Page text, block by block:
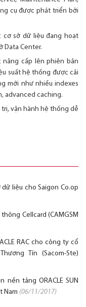
cụ được phát triển bởi
cơ sở dữ liệu đang hoạt
Data Center.
nâng cấp lên phiên bản
suất hệ thống được cải
mới như nhiều indexes
advanced caching.
trị, vận hành hệ thống dễ
liệu cho Saigon Co.op
Cellcard (CAMGSM
RAC cho công ty cổ
Tín (Sacom-Ste)
tảng ORACLE SUN
Nam (06/11/2017)